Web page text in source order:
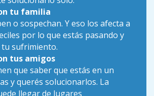
tu familia
o sospechan. Y eso los afecta a
por lo que estás pasando y
sufrimiento.
tus amigos
que saber que estás en un
y querés solucionarlos. La
llegar de lugares